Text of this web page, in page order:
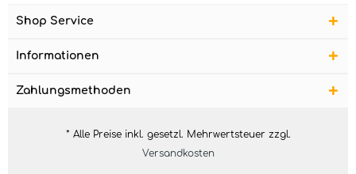
Shop Service
Informationen
Zahlungsmethoden
* Alle Preise inkl. gesetzl. Mehrwertsteuer zzgl.
Versandkosten